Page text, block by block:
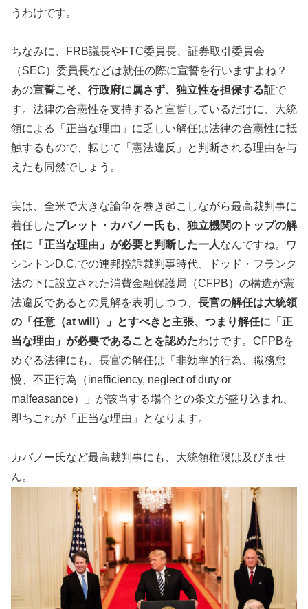
うわけです。
ちなみに、FRB議長やFTC委員長、証券取引委員会
（SEC）委員長などは就任の際に宣誓を行いますよね？
あの宣誓こそ、行政府に属さず、独立性を担保する証で
す。法律の合憲性を支持すると宣誓しているだけに、大統
領による「正当な理由」に乏しい解任は法律の合憲性に抵
触するもので、転じて「憲法違反」と判断される理由を与
えたも同然でしょう。
実は、全米で大きな論争を巻き起こしながら最高裁判事に
着任したブレット・カバノー氏も、独立機関のトップの解
任に「正当な理由」が必要と判断した一人なんですね。ワ
シントンD.C.での連邦控訴裁判事時代、ドッド・フランク
法の下に設立された消費金融保護局（CFPB）の構造が憲
法違反であるとの見解を表明しつつ、 長官の解任は大統領
の「任意（at will）」とすべきと主張、つまり解任に「正
当な理由」が必要であることを認めたわけです。CFPBを
めぐる法律にも、長官の解任は「非効率的行為、職務怠
慢、不正行為（inefficiency, neglect of duty or
malfeasance）」が該当する場合との条文が盛り込まれ、
即ちこれが「正当な理由」となります。
カバノー氏など最高裁判事にも、大統領権限は及びませ
ん。